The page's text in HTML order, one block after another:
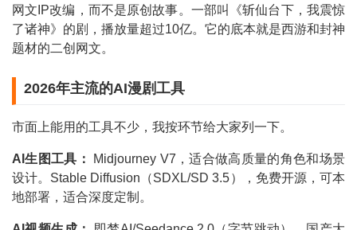
网文IP改编，而不是原创故事。一部叫《斩仙台下，我震惊
了诸神》的剧，播放量超过10亿。它的底本就是西游和封神
题材的二创网文。
2026年主流的AI漫剧工具
市面上能用的工具不少，我按环节给大家列一下。
AI生图工具：
Midjourney V7，适合做高质量的角色和场景
设计。Stable Diffusion（SDXL/SD 3.5），免费开源，可本
地部署，适合深度定制。